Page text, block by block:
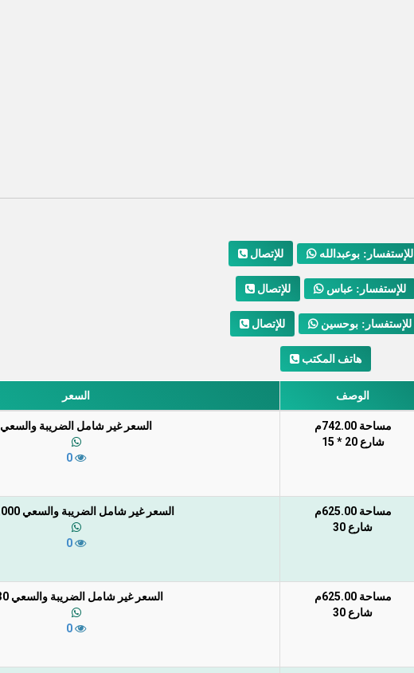
للإتصال للإستفسار: بوعبدالله
للإتصال للإستفسار: عباس
للإتصال للإستفسار: بوحسين
هاتف المكتب
الوصف السعر
مساحة 742.00م
شارع 20 * 15
السعر غير شامل الضريبة والسعي
مساحة 625.00م
شارع 30
السعر غير شامل الضريبة والسعي 330,000
مساحة 625.00م
شارع 30
السعر غير شامل الضريبة والسعي 330